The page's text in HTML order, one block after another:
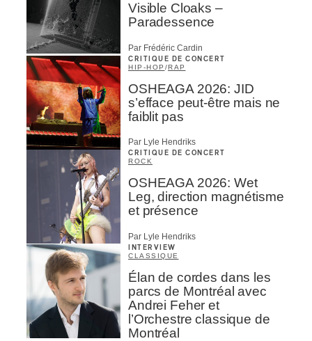
Visible Cloaks –
Paradessence
Par Frédéric Cardin
CRITIQUE DE CONCERT
HIP-HOP /RAP
OSHEAGA 2026: JID
s’efface peut-être mais ne
faiblit pas
Par Lyle Hendriks
CRITIQUE DE CONCERT
ROCK
OSHEAGA 2026: Wet
Leg, direction magnétisme
et présence
Par Lyle Hendriks
INTERVIEW
CLASSIQUE
Élan de cordes dans les
parcs de Montréal avec
Andrei Feher et
l’Orchestre classique de
Montréal